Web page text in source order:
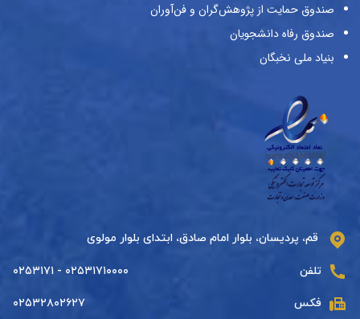
صندوق حمایت از پژوهش‌گران و فن‌آوران
صندوق رفاه دانشجویان
بنیاد ملی نخبگان
قم، پردیسان، بلوار امام صادق، ابتدای بلوار مولوی
تلفن ۰۲۵۳۱۷۱۰۰۰۰ - ۰۲۵۳۱۷۱
فکس ۰۲۵۳۲۸۰۲۶۲۷